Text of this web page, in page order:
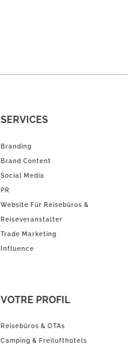
SERVICES
Branding
Brand Content
Social Media
PR
Website Für Reisebüros &
Reiseveranstalter
Trade Marketing
Influence
VOTRE PROFIL
Reisebüros & OTAs
Camping & Freilufthotels